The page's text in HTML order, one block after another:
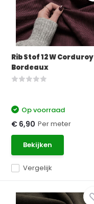
Rib Stof 12 W Corduroy
Bordeaux
Vergelijk
Op voorraad
€ 6,90 Per meter
Bekijken